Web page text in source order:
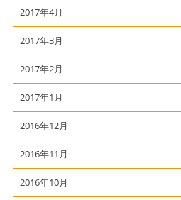
2017年4月
2017年3月
2017年2月
2017年1月
2016年12月
2016年11月
2016年10月